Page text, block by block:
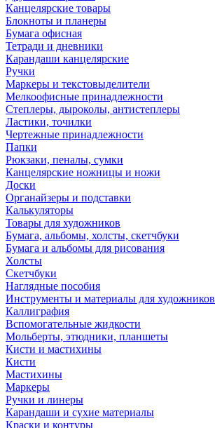
Канцелярские товары
Блокноты и планеры
Бумага офисная
Тетради и дневники
Карандаши канцелярские
Ручки
Маркеры и текстовыделители
Мелкоофисные принадлежности
Степлеры, дыроколы, антистеплеры
Ластики, точилки
Чертежные принадлежности
Папки
Рюкзаки, пеналы, сумки
Канцелярские ножницы и ножи
Доски
Органайзеры и подставки
Калькуляторы
Товары для художников
Бумага, альбомы, холсты, скетчбуки
Бумага и альбомы для рисования
Холсты
Скетчбуки
Наглядные пособия
Инструменты и материалы для художников
Каллиграфия
Вспомогательные жидкости
Мольберты, этюдники, планшеты
Кисти и мастихины
Кисти
Мастихины
Маркеры
Ручки и линеры
Карандаши и сухие материалы
Краски и контуры